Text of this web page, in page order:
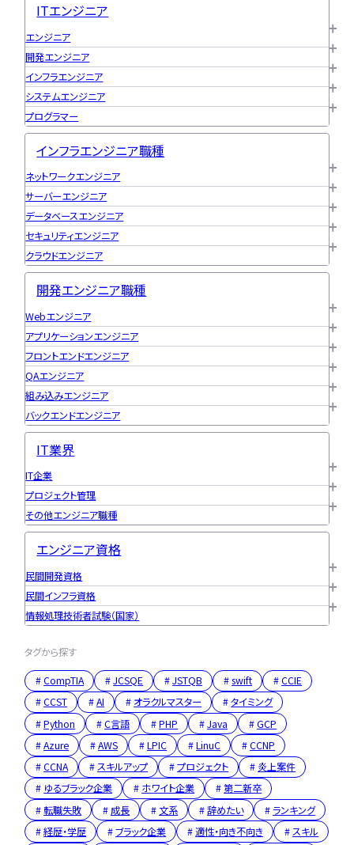
ITエンジニア
エンジニア
開発エンジニア
インフラエンジニア
システムエンジニア
プログラマー
インフラエンジニア職種
ネットワークエンジニア
サーバーエンジニア
データベースエンジニア
セキュリティエンジニア
クラウドエンジニア
開発エンジニア職種
Webエンジニア
アプリケーションエンジニア
フロントエンドエンジニア
QAエンジニア
組み込みエンジニア
バックエンドエンジニア
IT業界
IT企業
プロジェクト管理
その他エンジニア職種
エンジニア資格
民間開発資格
民間インフラ資格
情報処理技術者試験（国家）
タグから探す
CompTIA JCSQE JSTQB swift
CCIE
CCST
AI オラクルマスター
タイミング
Python
C言語 PHP Java
GCP
Azure
AWS LPIC LinuC
CCNP
CCNA
スキルアップ プロジェクト
炎上案件
ゆるブラック企業
ホワイト企業
第二新卒
転職失敗
成長 文系 辞めたい
ランキング
経歴・学歴
ブラック企業 適性・向き不向き
スキル